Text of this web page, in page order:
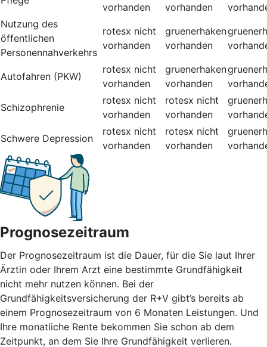
vorhanden vorhanden
Nutzung des
öffentlichen
Personennahverkehrs
rotesx nicht
vorhanden
gruenerhaken
vorhanden
Autofahren (PKW)
rotesx nicht
vorhanden
gruenerhaken
vorhanden
Schizophrenie
rotesx nicht
vorhanden
rotesx nicht
vorhanden
Schwere Depression
rotesx nicht
vorhanden
rotesx nicht
vorhanden
Prognosezeitraum
Der Prognosezeitraum ist die Dauer, für die Sie laut Ihrer
Ärztin oder Ihrem Arzt eine bestimmte Grundfähigkeit
nicht mehr nutzen können. Bei der
Grundfähigkeitsversicherung der R+V gibt’s bereits ab
einem Prognosezeitraum von 6 Monaten Leistungen. Und
Ihre monatliche Rente bekommen Sie schon ab dem
Zeitpunkt, an dem Sie Ihre Grundfähigkeit verlieren.